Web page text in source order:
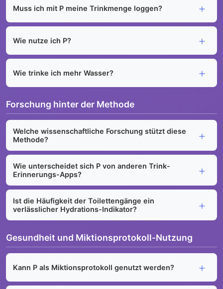
Muss ich mit P meine Trinkmenge loggen?
Wie nutze ich P?
Wie trinke ich mehr Wasser?
Forschung hinter der Methode
Welche wissenschaftliche Forschung stützt diese
Methode?
Wie unterscheidet sich P von anderen Trink-
Erinnerungs-Apps?
Ist die Häufigkeit der Toilettengänge ein
verlässlicher Hydrations-Indikator?
Gesundheit und Miktionsprotokoll-Nutzung
Kann P als Miktionsprotokoll genutzt werden?